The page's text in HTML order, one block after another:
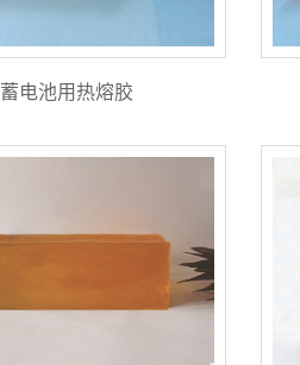
蓄电池用热熔胶